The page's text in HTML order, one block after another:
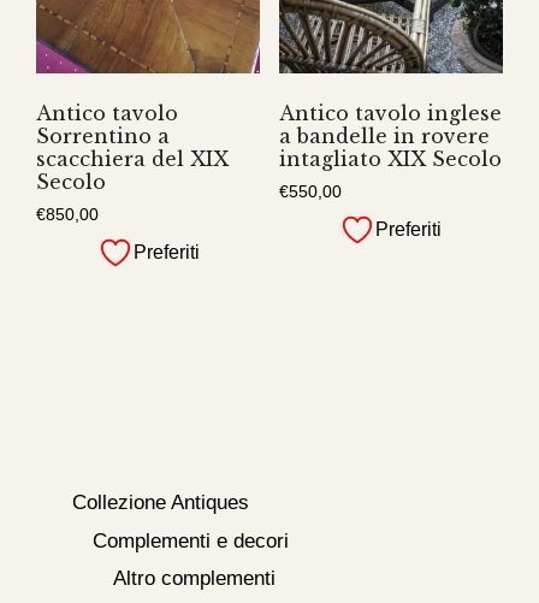
Antico tavolo
Sorrentino a
scacchiera del XIX
Secolo
€850,00
Preferiti
Antico tavolo inglese
a bandelle in rovere
intagliato XIX Secolo
€550,00
Preferiti
Collezione Antiques
Complementi e decori
Altro complementi